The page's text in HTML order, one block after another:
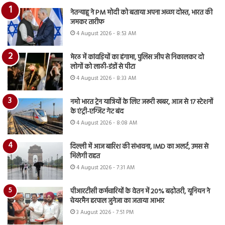
नेतन्याहू ने PM मोदी को बताया अपना अच्छा दोस्त, भारत की
जमकर तारीफ
4 August 2026 - 8:53 AM
मेरठ में कांवड़ियों का हंगामा, पुलिस जीप से निकालकर दो
लोगों को लाठी-डंडों से पीटा
4 August 2026 - 8:33 AM
नमो भारत ट्रेन यात्रियों के लिए जरूरी खबर, आज से 17 स्टेशनों
के एंट्री-एग्जिट गेट बंद
4 August 2026 - 8:08 AM
दिल्ली में आज बारिश की संभावना, IMD का अलर्ट, उमस से
मिलेगी राहत
4 August 2026 - 7:31 AM
पीआरटीसी कर्मचारियों के वेतन में 20% बढ़ोतरी, यूनियन ने
चेयरमैन हरपाल जुनेजा का जताया आभार
3 August 2026 - 7:51 PM